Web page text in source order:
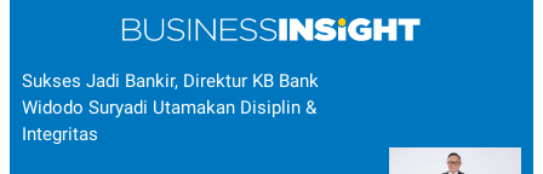
Sukses Jadi Bankir, Direktur KB Bank
Widodo Suryadi Utamakan Disiplin &
Integritas